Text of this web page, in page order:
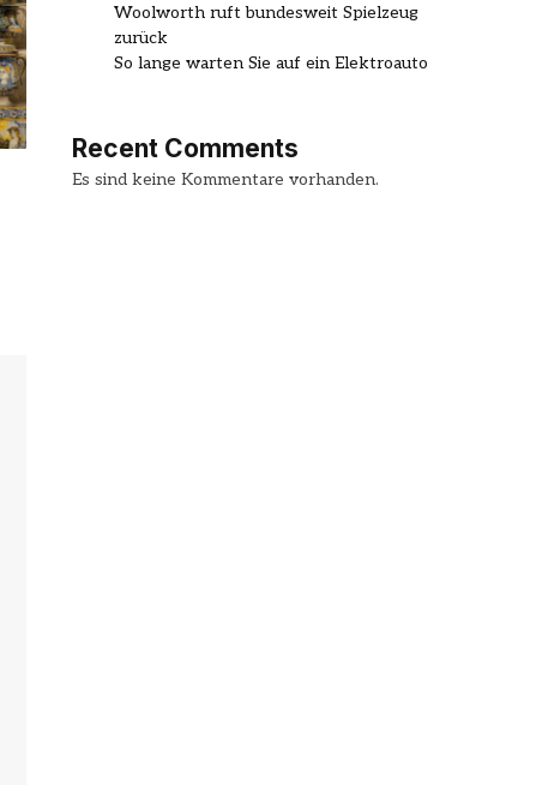
Woolworth ruft bundesweit Spielzeug
zurück
So lange warten Sie auf ein Elektroauto
Recent Comments
Es sind keine Kommentare vorhanden.